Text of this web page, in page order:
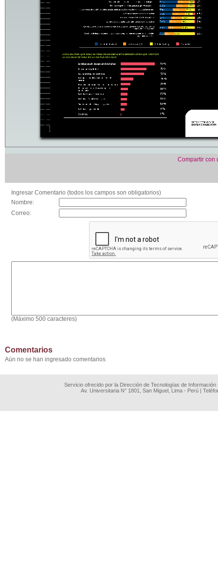
Compartir con
Ingresar Comentario (todos los campos son obligatorios)
Nombre:
Correo:
(Máximo 500 caracteres)
Comentarios
Aún no se han ingresado comentarios
Servicio ofrecido por la Dirección de Tecnologías de
Av. Universitaria N° 1801, San Miguel, Lima - Perú |